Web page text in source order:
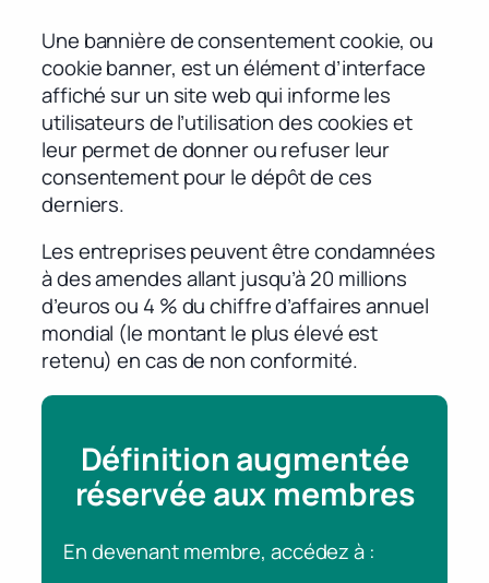
Une bannière de consentement cookie, ou
cookie banner, est un élément d’interface
affiché sur un site web qui informe les
utilisateurs de l’utilisation des cookies et
leur permet de donner ou refuser leur
consentement pour le dépôt de ces
derniers.
Les entreprises peuvent être condamnées
à des amendes allant jusqu’à 20 millions
d’euros ou 4 % du chiffre d’affaires annuel
mondial (le montant le plus élevé est
retenu) en cas de non conformité.
Définition augmentée
réservée aux membres
En devenant membre, accédez à :